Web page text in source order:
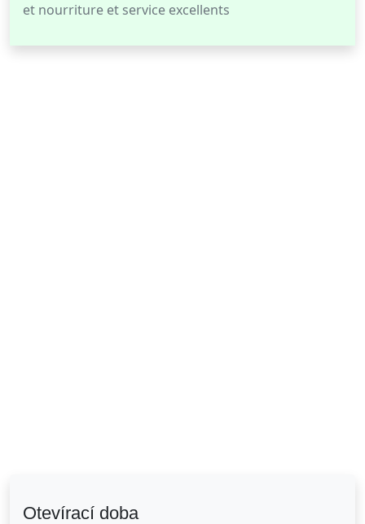
et nourriture et service excellents
Otevírací doba